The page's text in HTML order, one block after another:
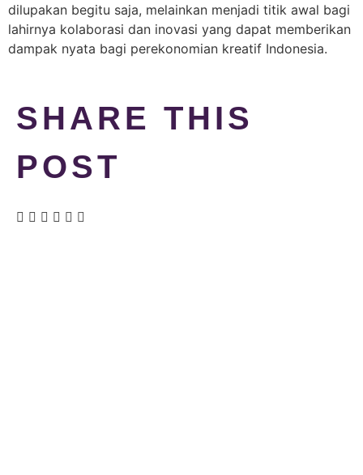
dilupakan begitu saja, melainkan menjadi titik awal bagi
lahirnya kolaborasi dan inovasi yang dapat memberikan
dampak nyata bagi perekonomian kreatif Indonesia.
SHARE THIS
POST